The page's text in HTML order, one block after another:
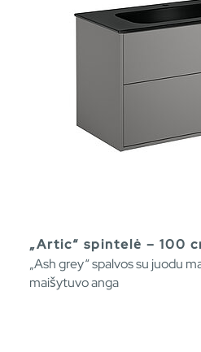
„Artic“ spintelė – 100
„Ash grey“ spalvos su juodu
maišytuvo anga